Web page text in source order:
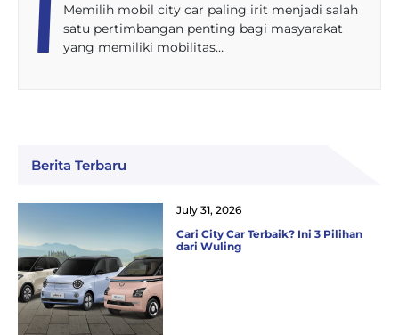
Memilih mobil city car paling irit menjadi salah
satu pertimbangan penting bagi masyarakat
yang memiliki mobilitas…
Berita Terbaru
Cari City Car Terbaik? Ini 3 Pilihan
dari Wuling
July 31, 2026